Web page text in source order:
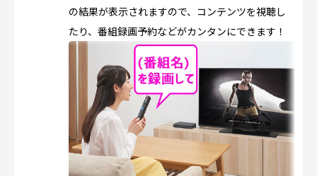
の結果が表示されますので、コンテンツを視聴し
たり、番組録画予約などがカンタンにできます！